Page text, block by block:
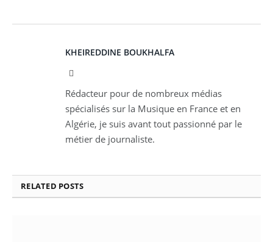
KHEIREDDINE BOUKHALFA
Rédacteur pour de nombreux médias
spécialisés sur la Musique en France et en
Algérie, je suis avant tout passionné par le
métier de journaliste.
RELATED POSTS